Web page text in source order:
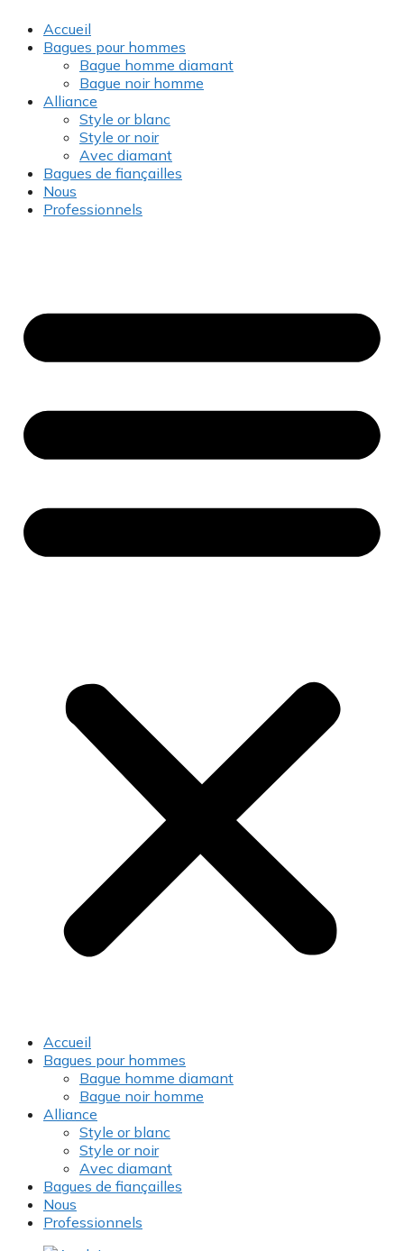
Accueil
Bagues pour hommes
Bague homme diamant
Bague noir homme
Alliance
Style or blanc
Style or noir
Avec diamant
Bagues de fiançailles
Nous
Professionnels
Accueil
Bagues pour hommes
Bague homme diamant
Bague noir homme
Alliance
Style or blanc
Style or noir
Avec diamant
Bagues de fiançailles
Nous
Professionnels